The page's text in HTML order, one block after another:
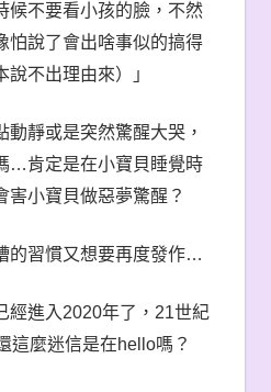
候不要看小孩的臉，不然
怕說了會出啥事似的搞得
不出理由來）」
動靜或是突然驚醒大哭，
…肯定是在小寶貝睡覺時
害小寶貝做惡夢驚醒？
的習慣又想要再度發作…
經進入 2020年了， 21世紀
這麼迷信是在hello嗎？